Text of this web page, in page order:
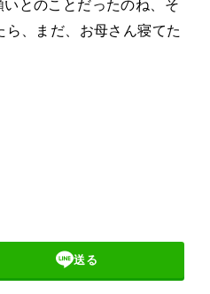
とのことだったのね、そ
、まだ、お母さん寝てた
送る